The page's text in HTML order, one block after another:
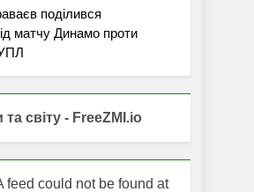
поділився
матчу Динамо проти
світу - FreeZMI.io
feed could not be found at